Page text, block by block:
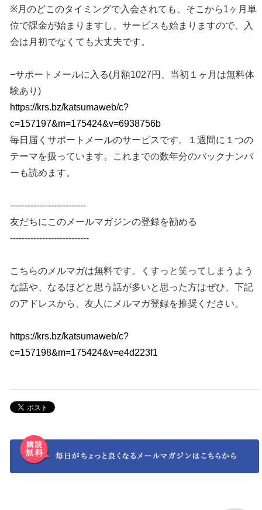
※月のどこのタイミングで入会されても、そこから1ヶ月単
位で課金が始まりますし、サービスも始まりますので、入
会は月初でなくても大丈夫です。
−サポートメールに入る(月額1027円、当初１ヶ月は無料体
験あり)
https://krs.bz/katsumaweb/c?
c=157197&m=175424&v=6938756b
毎日届くサポートメールのサービスです。１週間に１つの
テーマを扱っています。これまでの数年分のバックナンバ
ーも読めます。
--------------------------
友だちにこのメールマガジンの登録を勧める
---------------------------
こちらのメルマガは無料です。くすっと笑ってしまうよう
な話や、なるほどと思う話が多いと思った方はぜひ、下記
のアドレスから、友人にメルマガ登録を推奨ください。
https://krs.bz/katsumaweb/c?
c=157198&m=175424&v=e4d223f1